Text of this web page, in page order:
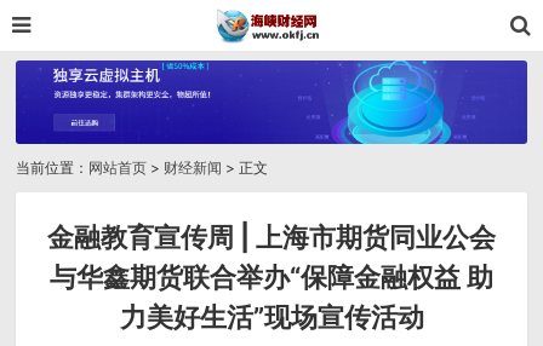
当前位置： 网站首页 > 财经新闻 > 正文
金融教育宣传周 | 上海市期货同业公会
与华鑫期货联合举办“保障金融权益 助
力美好生活”现场宣传活动